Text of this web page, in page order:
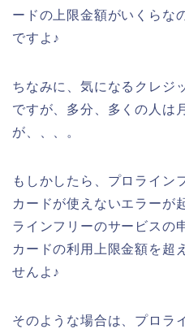
ードの上限金額がいくらな
ですよ♪
ちなみに、気になるクレジ
ですが、多分、多くの人は
が、、、。
もしかしたら、プロライン
カードが使えないエラーが
ラインフリーのサービスの
カードの利用上限金額を超
せんよ♪
そのような場合は、プロラ